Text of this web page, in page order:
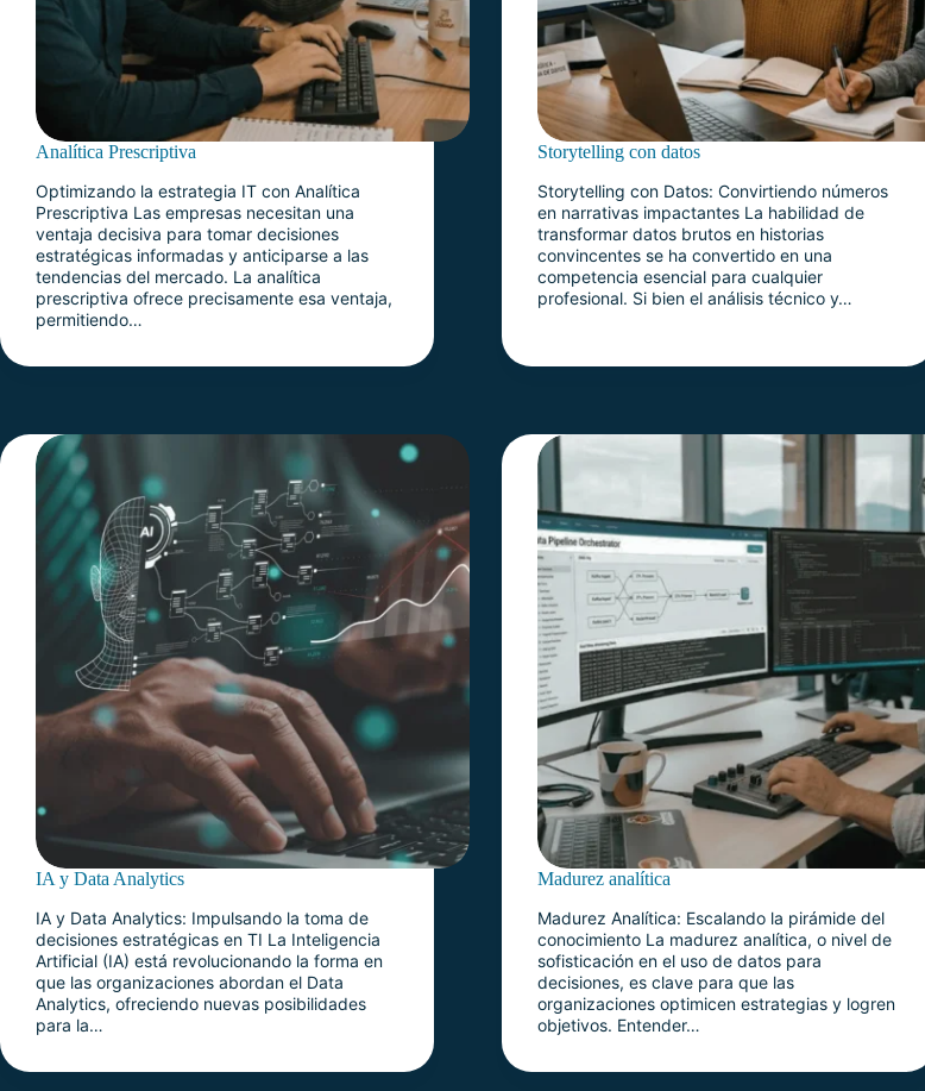
Analítica Prescriptiva
Optimizando la estrategia IT con Analítica
Prescriptiva Las empresas necesitan una
ventaja decisiva para tomar decisiones
estratégicas informadas y anticiparse a las
tendencias del mercado. La analítica
prescriptiva ofrece precisamente esa ventaja,
permitiendo…
Storytelling con datos
Storytelling con Datos: Convirtiendo números
en narrativas impactantes La habilidad de
transformar datos brutos en historias
convincentes se ha convertido en una
competencia esencial para cualquier
profesional. Si bien el análisis técnico y…
IA y Data Analytics
IA y Data Analytics: Impulsando la toma de
decisiones estratégicas en TI La Inteligencia
Artificial (IA) está revolucionando la forma en
que las organizaciones abordan el Data
Analytics, ofreciendo nuevas posibilidades
para la…
Madurez analítica
Madurez Analítica: Escalando la pirámide del
conocimiento La madurez analítica, o nivel de
sofisticación en el uso de datos para
decisiones, es clave para que las
organizaciones optimicen estrategias y logren
objetivos. Entender…